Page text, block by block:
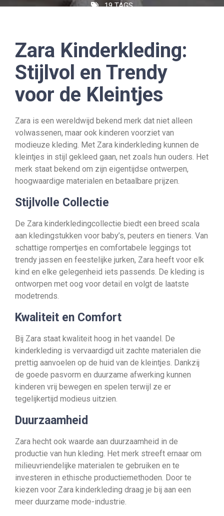
19 TAGS
Zara Kinderkleding:
Stijlvol en Trendy
voor de Kleintjes
Zara is een wereldwijd bekend merk dat niet alleen
volwassenen, maar ook kinderen voorziet van
modieuze kleding. Met Zara kinderkleding kunnen de
kleintjes in stijl gekleed gaan, net zoals hun ouders. Het
merk staat bekend om zijn eigentijdse ontwerpen,
hoogwaardige materialen en betaalbare prijzen.
Stijlvolle Collectie
De Zara kinderkledingcollectie biedt een breed scala
aan kledingstukken voor baby’s, peuters en tieners. Van
schattige rompertjes en comfortabele leggings tot
trendy jassen en feestelijke jurken, Zara heeft voor elk
kind en elke gelegenheid iets passends. De kleding is
ontworpen met oog voor detail en volgt de laatste
modetrends.
Kwaliteit en Comfort
Bij Zara staat kwaliteit hoog in het vaandel. De
kinderkleding is vervaardigd uit zachte materialen die
prettig aanvoelen op de huid van de kleintjes. Dankzij
de goede pasvorm en duurzame afwerking kunnen
kinderen vrij bewegen en spelen terwijl ze er
tegelijkertijd modieus uitzien.
Duurzaamheid
Zara hecht ook waarde aan duurzaamheid in de
productie van hun kleding. Het merk streeft ernaar om
milieuvriendelijke materialen te gebruiken en te
investeren in ethische productiemethoden. Door te
kiezen voor Zara kinderkleding draag je bij aan een
meer duurzame mode-industrie.